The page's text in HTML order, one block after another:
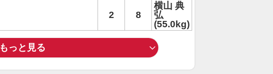
2 8
横山 典
弘
(55.0kg)
もっと見る